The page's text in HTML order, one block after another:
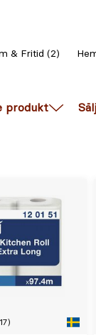
& Fritid (2)
produkt